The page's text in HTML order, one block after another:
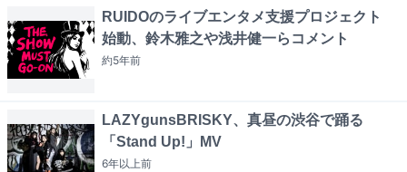
RUIDOのライブエンタメ支援プロジェクト
始動、鈴木雅之や浅井健一らコメント
約5年前
LAZYgunsBRISKY、真昼の渋谷で踊る
「Stand Up!」MV
6年以上前